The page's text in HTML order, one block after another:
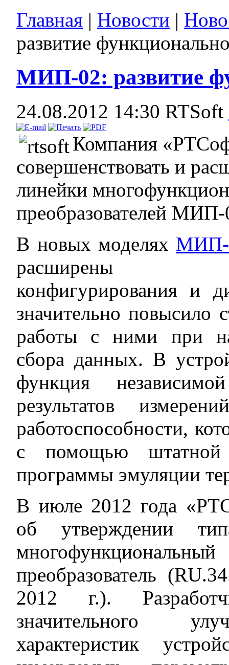
Главная | Новости |
развитие
МИП-02: развитие
24.08.2012 14:30 RTSoft
Компания
совершенствовать и
линейки
преобразователей МИП-
В новых моделях МИП-
расширены
конфигурирования и
значительно повысило
работы с ними при
сбора данных. В
функция
результатов
работоспособности,
с помощью
программы эмуляции
В июле 2012 года
об утверждении
преобразователь
2012 г.).
значительного
характеристик